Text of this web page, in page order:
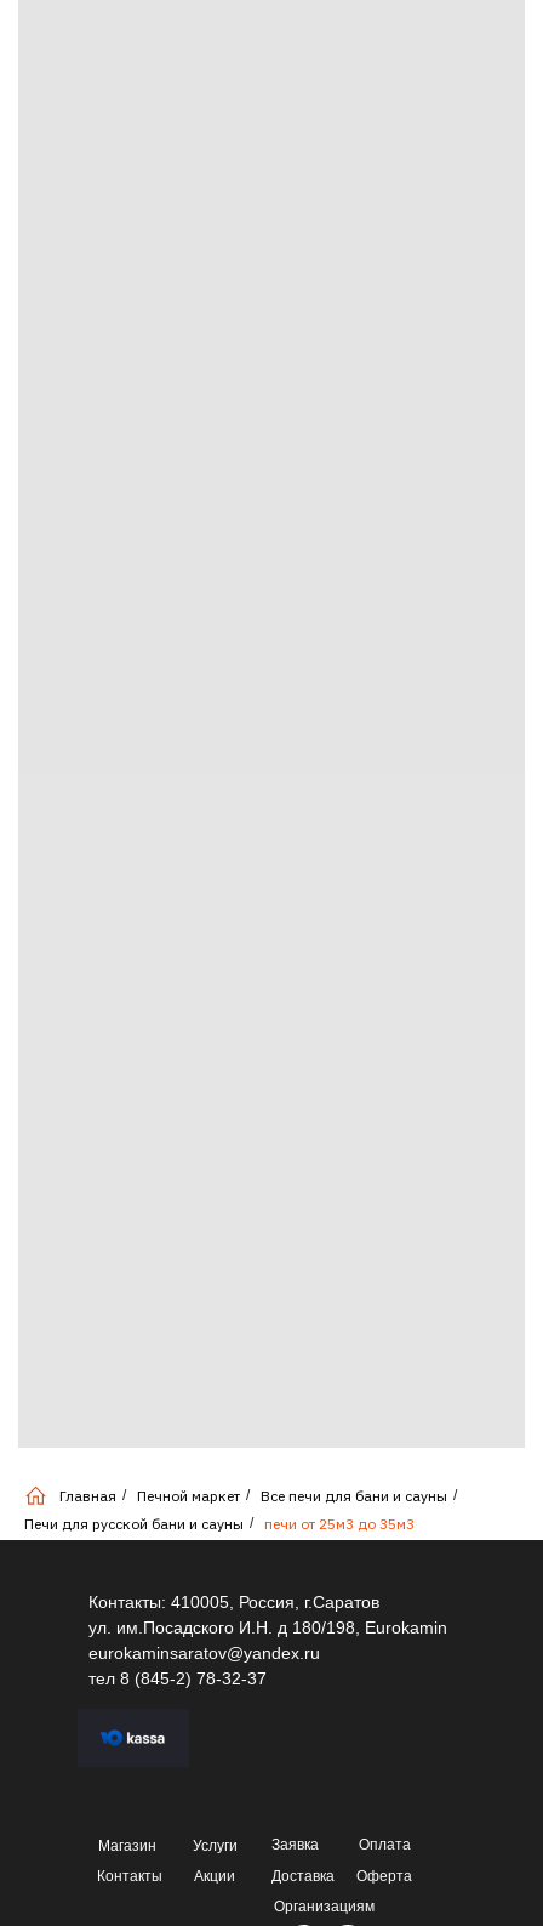
Главная / Печной маркет / Все печи для бани и сауны /
Печи для русской бани и сауны / печи от 25м3 до 35м3
Контакты: 410005, Россия, г.Саратов
ул. им.Посадского И.Н. д 180/198, Eurokamin
eurokaminsaratov@yandex.ru
тел 8 (845-2) 78-32-37
Магазин Услуги Заявка
Оплата
Акции
Контакты Доставка
Оферта
Организациям